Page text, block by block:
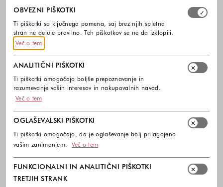
Izberite, katere skupine piškotkov dovolite. Obvezni
OBVEZNI PIŠKOTKI
Ti piškotki so ključnega pomena, saj brez njih spletna
stran ne deluje pravilno. Teh piškotkov se ne da izklopiti.
Več o tem
ANALITIČNI PIŠKOTKI
Ti piškotki omogočajo boljše prepoznavanje in
razumevanje vaših interesov in nakupovalnih navad.
Več o tem
OGLAŠEVALSKI PIŠKOTKI
Ti piškotki omogočajo, da je oglaševanje bolj prilagojeno
vašim zanimanjem.
Več o tem
FUNKCIONALNI IN ANALITIČNI PIŠKOTKI
TRETJIH STRANK